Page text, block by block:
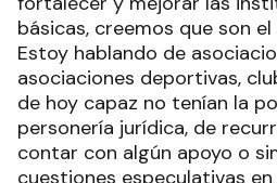
básicas, creemos que son
Estoy hablando de
asociaciones deportivas,
de hoy capaz no tenían la
personería jurídica, de
contar con algún apoyo o
cuestiones especulativas